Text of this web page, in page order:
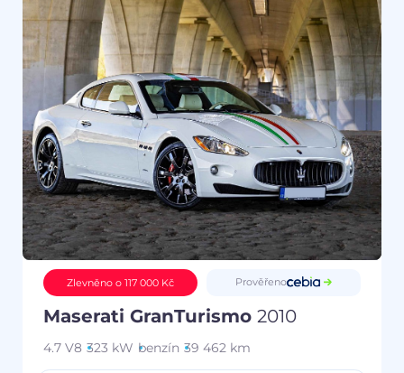
Zlevněno o 117 000 Kč Prověřeno
Maserati GranTurismo 2010
4.7 V8 323 kW benzín 39 462 km